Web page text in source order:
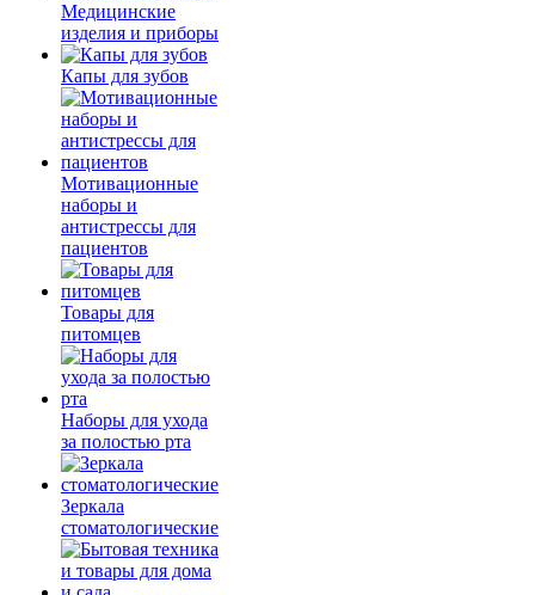
Медицинские
изделия и приборы
Капы для зубов
Мотивационные
наборы и
антистрессы для
пациентов
Товары для
питомцев
Наборы для ухода
за полостью рта
Зеркала
стоматологические